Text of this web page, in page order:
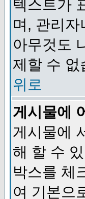
텍스트가
며, 관리
아무것도
제할 수 없
위로
게시물에
게시물에
해 할 수
박스를 체
여 기본으